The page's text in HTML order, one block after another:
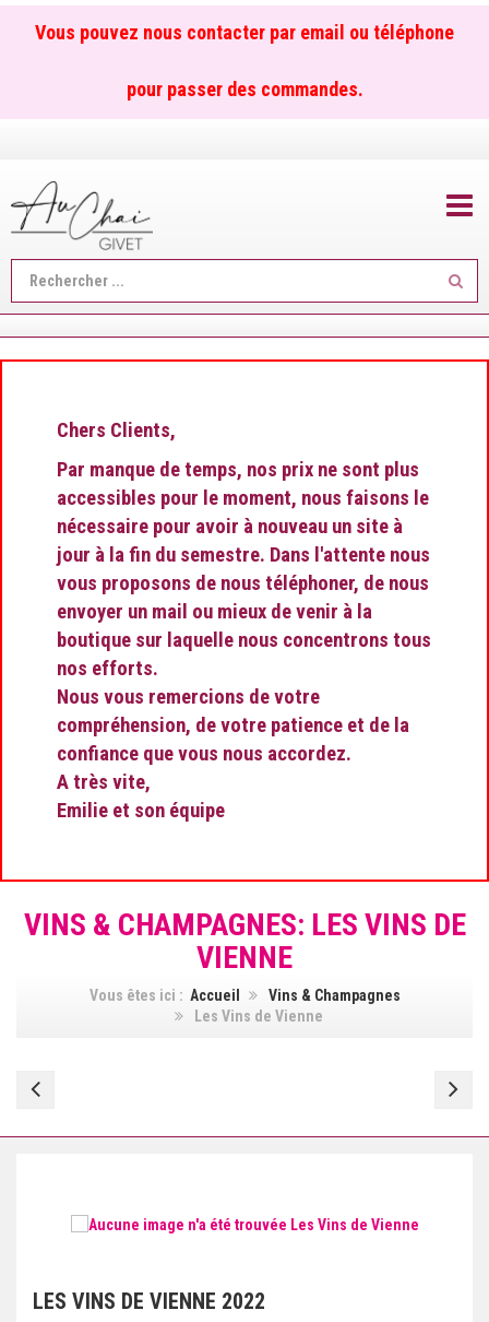
Vous pouvez nous contacter par email ou téléphone
pour passer des commandes.
Chers Clients,
Par manque de temps, nos prix ne sont plus
accessibles pour le moment, nous faisons le
nécessaire pour avoir à nouveau un site à
jour à la fin du semestre. Dans l'attente nous
vous proposons de nous téléphoner, de nous
envoyer un mail ou mieux de venir à la
boutique sur laquelle nous concentrons tous
nos efforts.
Nous vous remercions de votre
compréhension, de votre patience et de la
confiance que vous nous accordez.
A très vite,
Emilie et son équipe
VINS & CHAMPAGNES: LES VINS DE
VIENNE
Vous êtes ici : Accueil
Vins & Champagnes
Les Vins de Vienne
Les
LES VINS DE VIENNE 2022